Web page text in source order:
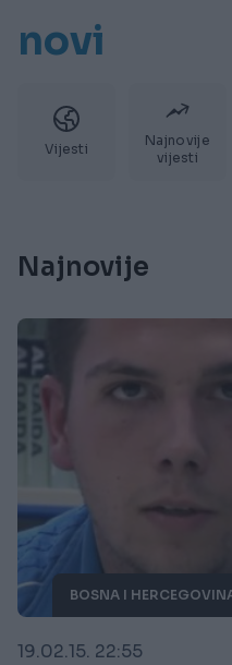
novi
Vijesti
Najnovije
vijesti
Najnovije
BOSNA I
19.02.15. 22:55